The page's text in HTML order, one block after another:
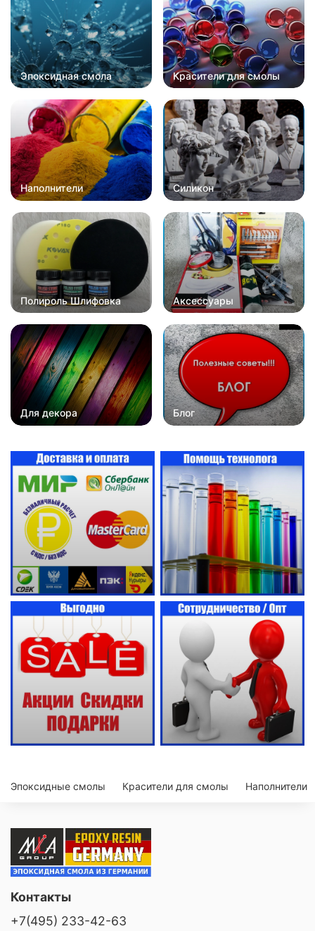
Эпоксидная смола Красители для смолы
Наполнители Силикон
Полироль Шлифовка Аксессуары
Для декора Блог
Эпоксидные смолы Красители для смолы Наполнители
Контакты
+7(495) 233-42-63